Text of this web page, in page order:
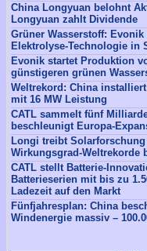
China Longyuan belohnt
Longyuan zahlt Dividende
Grüner Wasserstoff:
Elektrolyse-Technologie in
Evonik startet Produktion
günstigeren grünen
Weltrekord: China
mit 16 MW Leistung
CATL sammelt fünf
beschleunigt Europa-
Longi treibt
Wirkungsgrad-Weltrekorde
CATL stellt Batterie-
Batterieserien mit bis zu
Ladezeit auf den Markt
Fünfjahresplan: China
Windenergie massiv –